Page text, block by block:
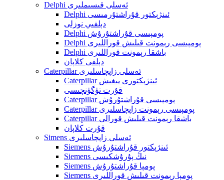
Delphi ئەسلى قىسىملىرى
Delphi ئىنژېكتور قۇراشتۇرمىسى
دېلفىي نوزلى
Delphi پومپىسى قۇراشتۇرۇش
Delphi پومپىسى رېمونت قىلىش قوراللىرى
Delphi باشقا رېمونت قوراللىرى
دېلفى كلاپان
Caterpillar ئەسلى زاپچاسلىرى
Caterpillar ئىنژېكتورى يىغىش
قۇرت تۈگۈنچىسى
Caterpillar پومپىسى قۇراشتۇرۇش
Caterpillar پومپىسى رېمونت زاپچاسلىرى
Caterpillar باشقا رېمونت قىلىش قورالى
قۇرت كلاپان
Simens ئەسلى زاپچاسلىرى
Siemens ئىنژېكتور قۇراشتۇرۇش
Siemens نىڭ پۇرۇشكىسى
Siemens پومپا قۇراشتۇرۇش
Siemens پومپا رېمونت قىلىش قوراللىرى